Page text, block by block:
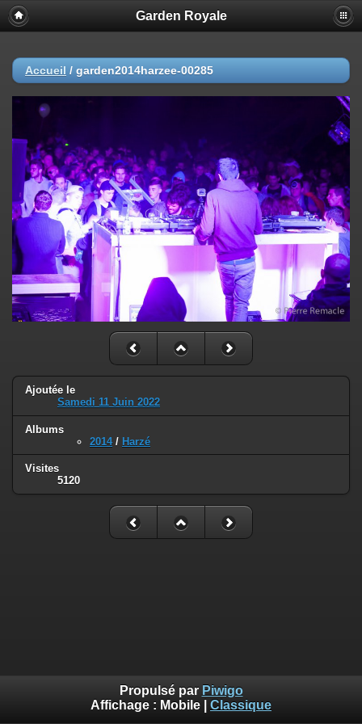
Garden Royale
Accueil / garden2014harzee-00285
Ajoutée le
Samedi 11 Juin 2022
Albums
2014/ Harzé
Visites
5120
Propulsé par Piwigo
Affichage : Mobile Classique